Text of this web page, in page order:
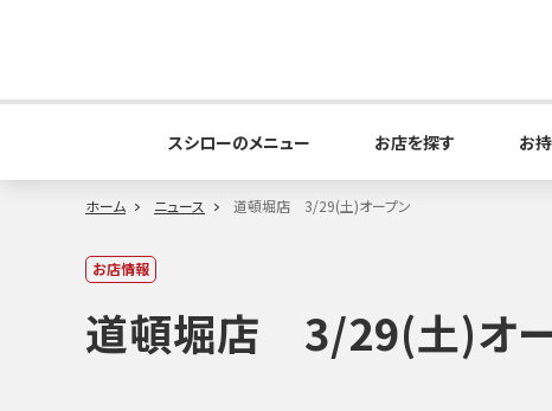
スシローのメニュー お店を探す お
ホーム ニュース 道頓堀店 3/29(土)オープン
お店情報
道頓堀店 3/29(土)オ